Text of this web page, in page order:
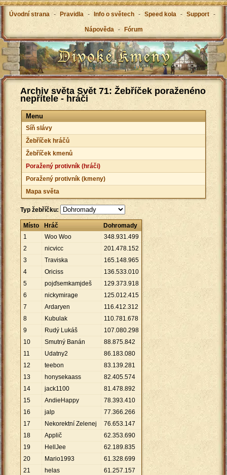
Úvodní strana - Pravidla - Info o světech - Speed kola - Support -
Nápověda - Fórum
Archiv světa Svět 71: Žebříček poraženéno
nepřítele - hráči
Menu
Síň slávy
Žebříček hráčů
Žebříček kmenů
Poražený protivník (hráči)
Poražený protivník (kmeny)
Mapa světa
Typ žebříčku:
Místo Hráč
Dohromady
1
Woo Woo 348.931.499
2
nicvicc 201.478.152
3
Traviska 165.148.965
4
Oriciss 136.533.010
5
pojďsemkamjdeš 129.373.918
6
nickymirage 125.012.415
7
Ardaryen 116.412.312
8
Kubulak 110.781.678
9
Rudý Lukáš 107.080.298
10
Smutný Banán 88.875.842
11
Udatny2 86.183.080
12
teebon 83.139.281
13
honysekaass 82.405.574
14
jack1100 81.478.892
15
AndieHappy 78.393.410
16
jalp 77.366.266
17
Nekorektní Zelenej 76.653.147
18
Applič 62.353.690
19
HellJee 62.189.835
20
Mario1993 61.328.699
21
helas 61.257.157